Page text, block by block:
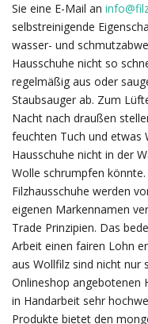
Sie eine E-Mail an
selbstreinigende
wasser- und
Hausschuhe nicht so
regelmäßig aus oder
Staubsauger ab. Zum
Nacht nach draußen
feuchten Tuch und etwas
Hausschuhe nicht in der
Wolle schrumpfen könnte.
Filzhausschuhe werden
eigenen Markennamen
Trade Prinzipien. Das
Arbeit einen fairen Lohn
aus Wollfilz sind nicht nur
Onlineshop angebotenen
in Handarbeit sehr
Produkte bietet den